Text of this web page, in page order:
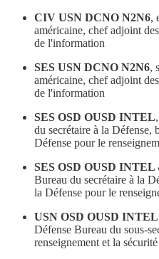
CIV USN DCNO N2N6,
américaine, chef adjoint
de l'information
SES USN DCNO N2N6,
américaine, chef adjoint
de l'information
SES OSD OUSD INTEL
du secrétaire à la Défense,
Défense pour le
SES OSD OUSD INTEL
Bureau du secrétaire à la
la Défense pour le
USN OSD OUSD
Défense Bureau du sous-
renseignement et la sécurité